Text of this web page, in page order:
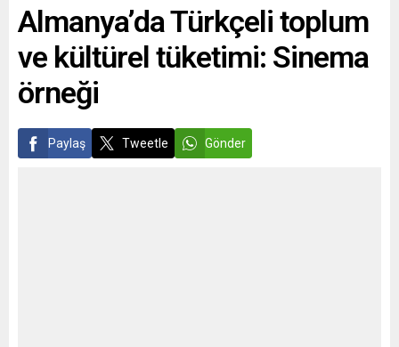
Enstitüsü (Ifo), yaklaşık 9 bin
firmanın katılımıyla
gerçekleştirdiği kasım ayı
Almanya İş Anketi...
ADC’nin,...
Almanya’da Türkçeli toplum
ve kültürel tüketimi: Sinema
örneği
Paylaş Tweetle Gönder